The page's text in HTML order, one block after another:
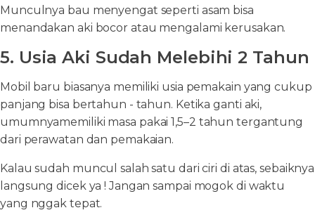
Munculnya bau menyengat seperti asam bisa
menandakan aki bocor atau mengalami kerusakan.
5. Usia Aki Sudah Melebihi 2 Tahun
Mobil baru biasanya memiliki usia pemakain yang cukup
panjang bisa bertahun - tahun. Ketika ganti aki,
umumnyamemiliki masa pakai 1,5–2 tahun tergantung
dari perawatan dan pemakaian.
Kalau sudah muncul salah satu dari ciri di atas, sebaiknya
langsung dicek ya ! Jangan sampai mogok di waktu
yang nggak tepat.